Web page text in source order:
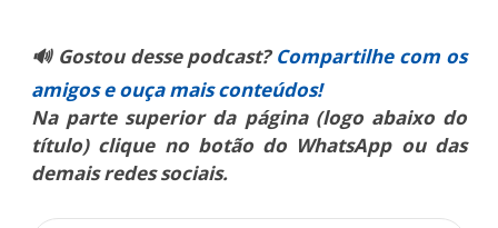
🔊 Gostou desse podcast? Compartilhe com os
amigos e ouça mais conteúdos!
Na parte superior da página (logo abaixo do
título) clique no botão do WhatsApp ou das
demais redes sociais.